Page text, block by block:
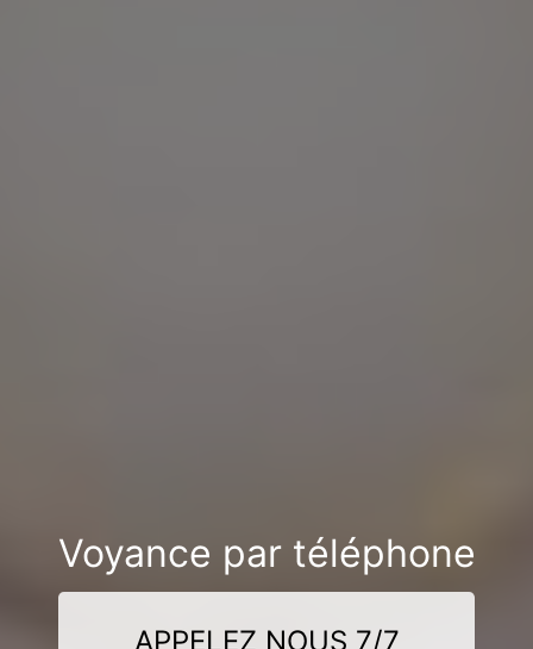
Voyance par téléphone
APPELEZ NOUS 7/7